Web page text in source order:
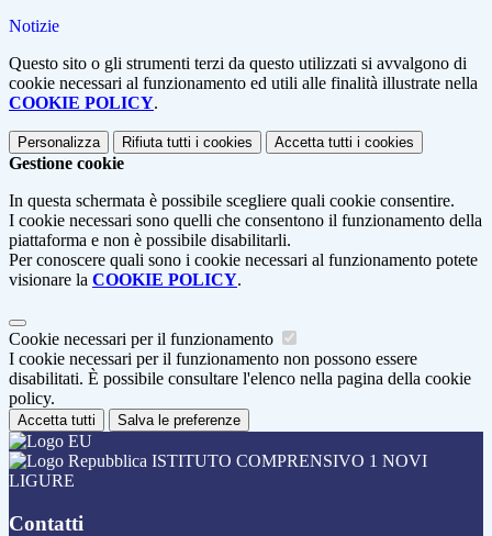
Notizie
Questo sito o gli strumenti terzi da questo utilizzati si avvalgono di
cookie necessari al funzionamento ed utili alle finalità illustrate nella
COOKIE POLICY.
Personalizza Rifiuta tutti i cookies Accetta tutti i cookies
Gestione cookie
In questa schermata è possibile scegliere quali cookie consentire.
I cookie necessari sono quelli che consentono il funzionamento della
piattaforma e non è possibile disabilitarli.
Per conoscere quali sono i cookie necessari al funzionamento potete
visionare la COOKIE POLICY.
Cookie necessari per il funzionamento
I cookie necessari per il funzionamento non possono essere
disabilitati. È possibile consultare l'elenco nella pagina della cookie
policy.
Accetta tutti Salva le preferenze
ISTITUTO COMPRENSIVO 1 NOVI
LIGURE
Contatti